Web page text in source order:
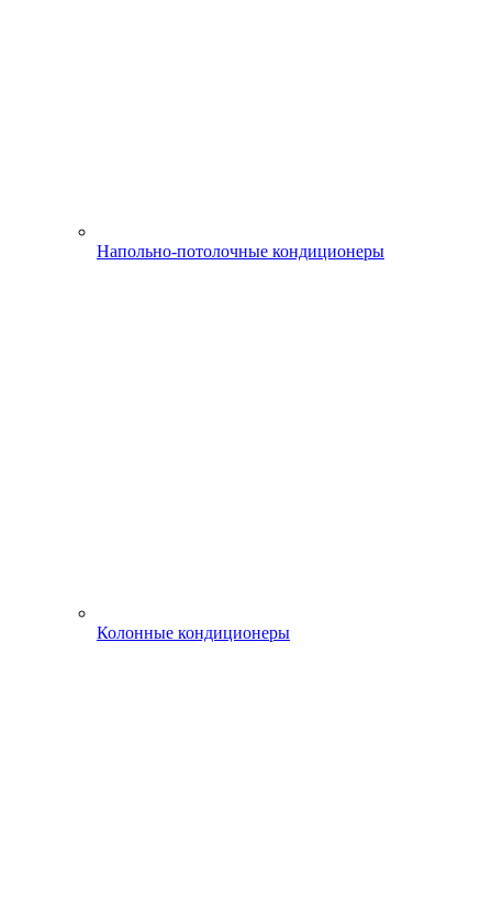
Напольно-потолочные кондиционеры
Колонные кондиционеры